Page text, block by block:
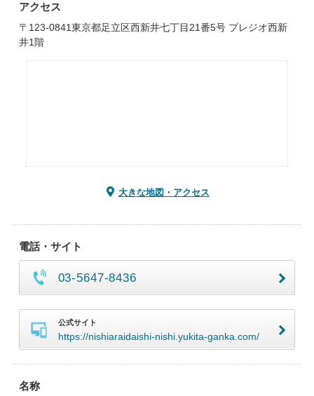
アクセス
〒123-0841東京都足立区西新井七丁目21番5号 プレジオ西新
井1階
大きな地図・アクセス
電話・サイト
03-5647-8436
公式サイト
https://nishiaraidaishi-nishi.yukita-ganka.com/
名称